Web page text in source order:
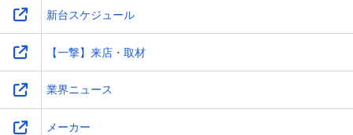
新台スケジュール
【一撃】来店・取材
業界ニュース
メーカー